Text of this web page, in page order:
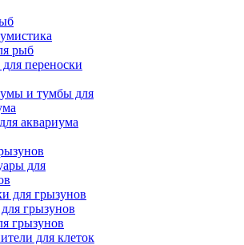
рыб
переноски
и тумбы для
аквариума
для
для грызунов
грызунов
грызунов
для клеток